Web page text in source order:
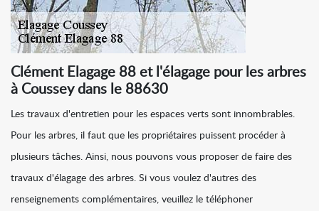
Clément Elagage 88 et l'élagage pour les arbres
à Coussey dans le 88630
Les travaux d'entretien pour les espaces verts sont innombrables.
Pour les arbres, il faut que les propriétaires puissent procéder à
plusieurs tâches. Ainsi, nous pouvons vous proposer de faire des
travaux d'élagage des arbres. Si vous voulez d'autres des
renseignements complémentaires, veuillez le téléphoner